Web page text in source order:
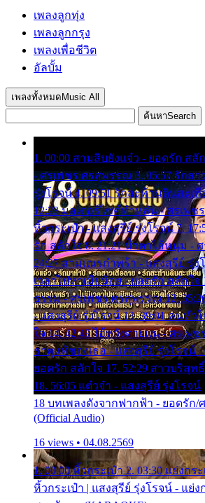
เพลงลูกทุ่ง
เพลงลูกกรุง
เพลงเพื่อชีวิต
อัลบั้ม
เพลงทั้งหมด Music All
ค้นหาSearch
1. 00:00 สามสิบยังแจ๋ว - ยอดรัก สลั
- ศรเพชร ศรสุพรรณ 3. 05:57 รักสา
รุ่งโรจน์ 4. 09:51 รักสะท้านดินสะเ
12:23 มอเตอร์ไซค์ทำหล่น - ศรเพช
หิ้วกระเป๋า - แสงสุรีย์ รุ่งโรจน์ 7.
รัก สลักใจ 8. 21:21 น้ำตาไอ้หนุ่ม -
24:27 สามเณรกำพร้า - แสงสุรีย์ รุ่ง
เวลาไปหาเมียน้อย - ยอดรัก สลักใจ
ธรรม - ศรเพชร ศรสุพรรณ 12.
- แสงสุรีย์ รุ่งโรจน์ 13. 39:01 คนหัว
ใจ 14. 42:49 ไอ้หวังตายแน่ - ศรเพ
ธาตุแท้ของเธอ - แสงสุรีย์ รุ่งโรจน์
ยอดรัก สลักใจ 17. 52:29 สาวบริสุ
18. 56:05 แต๋วจ๋า - แสงสุรีย์ รุ่งโรจน์
18 บทเพลงดังจากฟากฟ้า - ยอดรัก/
(Official Audio)
16 views • 04.08.2569
1. 00:00 หิ้วกระเป๋า 2. 03:30 แย่งกระ
หิ้วกระเป๋า | แสงสุรีย์ รุ่งโรจน์ - แย่ง